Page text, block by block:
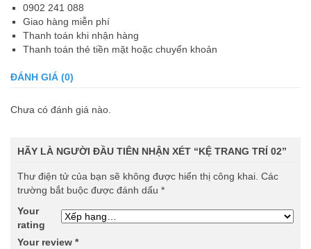
0902 241 088
Giao hàng miễn phí
Thanh toán khi nhận hàng
Thanh toán thẻ tiền mặt hoặc chuyển khoản
ĐÁNH GIÁ (0)
Chưa có đánh giá nào.
HÃY LÀ NGƯỜI ĐẦU TIÊN NHẬN XÉT “KỆ TRANG TRÍ 02”
Thư điện tử của bạn sẽ không được hiển thị công khai. Các
trường bắt buộc được đánh dấu *
Your
rating
Your review *